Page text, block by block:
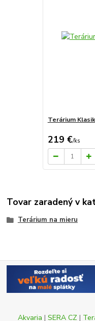
Terárium
219 €/ks
Tovar zaradený v
Terárium na mieru
Akvaria | SERA CZ |